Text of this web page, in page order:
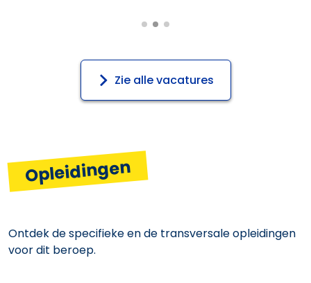
Zie alle vacatures
Opleidingen
Ontdek de specifieke en de transversale opleidingen
voor dit beroep.